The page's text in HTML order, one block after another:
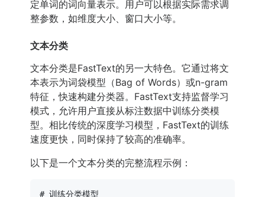
定单词的词向量表示。用户可以根据实际需求调
整参数，如维度大小、窗口大小等。
文本分类
文本分类是FastText的另一大特色。它通过将文
本表示为词袋模型（Bag of Words）或n-gram
特征，快速构建分类器。FastText支持监督学习
模式，允许用户直接从标注数据中训练分类模
型。相比传统的深度学习模型，FastText的训练
速度更快，同时保持了较高的准确率。
以下是一个文本分类的完整流程示例：
# 训练分类模型